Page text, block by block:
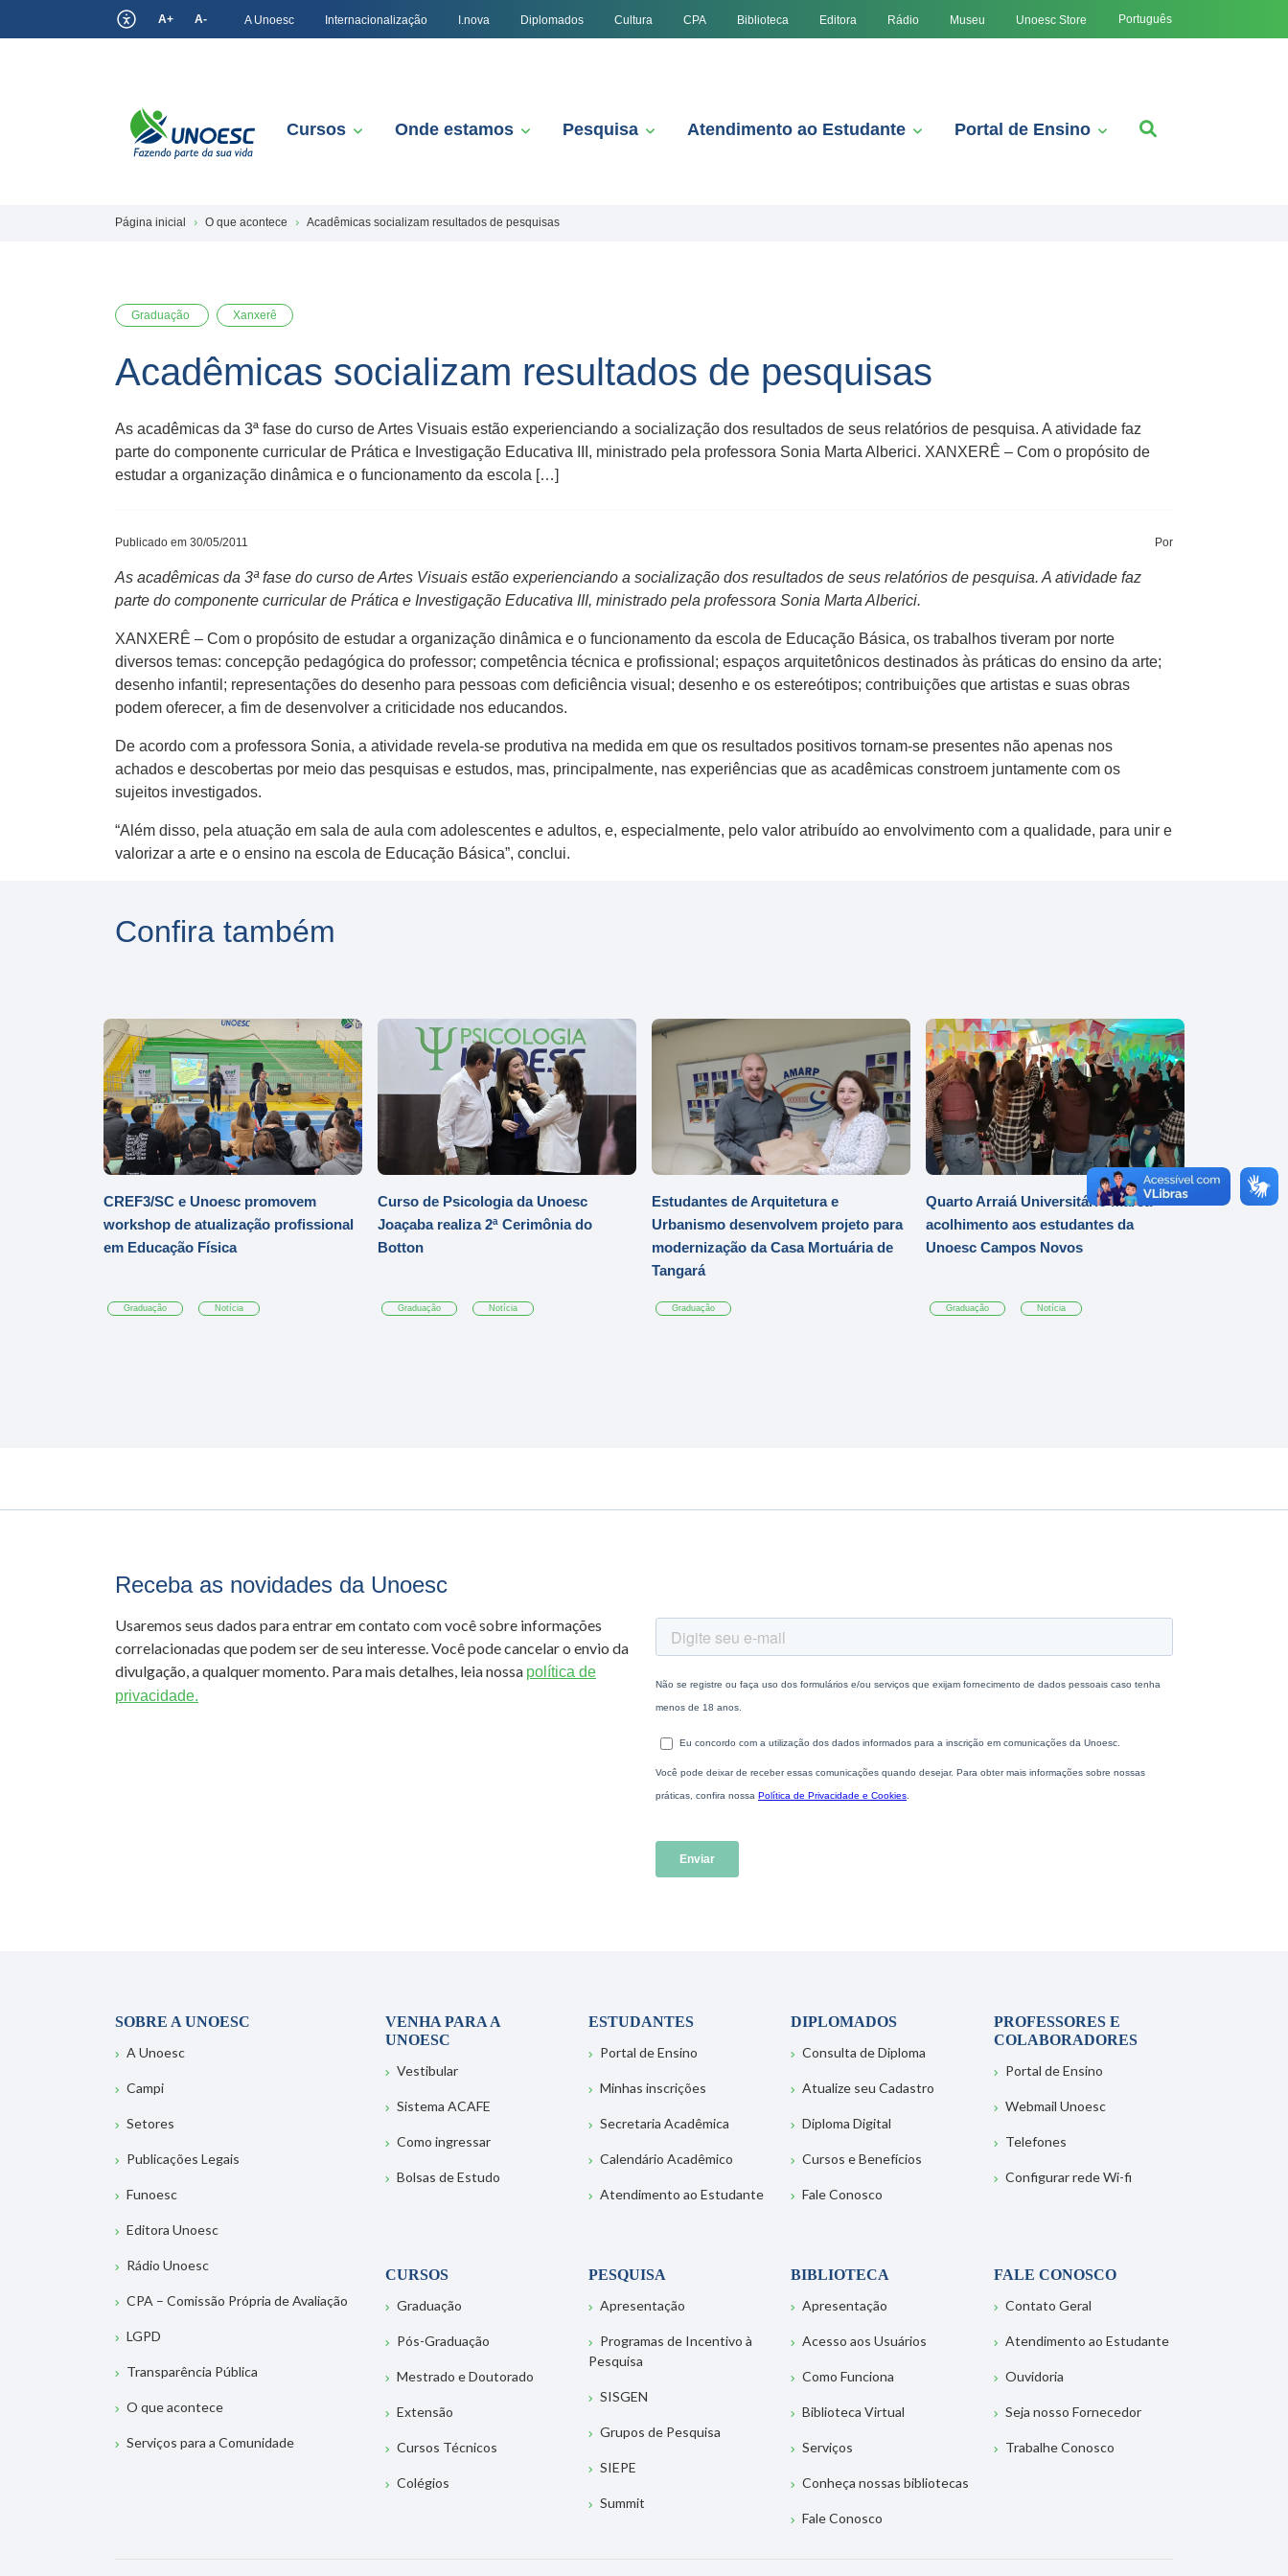
A+ A- A Unoesc Internacionalização I.nova Diplomados Cultura CPA Biblioteca Editora Rádio Museu Unoesc Store Português
Cursos Onde estamos Pesquisa Atendimento ao Estudante Portal de Ensino
Página inicial O que acontece Acadêmicas socializam resultados de pesquisas
Graduação Xanxerê
Acadêmicas socializam resultados de pesquisas
As acadêmicas da 3ª fase do curso de Artes Visuais estão experienciando a socialização dos resultados de seus relatórios de pesquisa. A atividade faz
parte do componente curricular de Prática e Investigação Educativa III, ministrado pela professora Sonia Marta Alberici. XANXERÊ – Com o propósito de
estudar a organização dinâmica e o funcionamento da escola […]
Publicado em 30/05/2011 Por
As acadêmicas da 3ª fase do curso de Artes Visuais estão experienciando a socialização dos resultados de seus relatórios de pesquisa. A atividade faz
parte do componente curricular de Prática e Investigação Educativa III, ministrado pela professora Sonia Marta Alberici.
XANXERÊ – Com o propósito de estudar a organização dinâmica e o funcionamento da escola de Educação Básica, os trabalhos tiveram por norte
diversos temas: concepção pedagógica do professor; competência técnica e profissional; espaços arquitetônicos destinados às práticas do ensino da arte;
desenho infantil; representações do desenho para pessoas com deficiência visual; desenho e os estereótipos; contribuições que artistas e suas obras
podem oferecer, a fim de desenvolver a criticidade nos educandos.
De acordo com a professora Sonia, a atividade revela-se produtiva na medida em que os resultados positivos tornam-se presentes não apenas nos
achados e descobertas por meio das pesquisas e estudos, mas, principalmente, nas experiências que as acadêmicas constroem juntamente com os
sujeitos investigados.
“Além disso, pela atuação em sala de aula com adolescentes e adultos, e, especialmente, pelo valor atribuído ao envolvimento com a qualidade, para unir e
valorizar a arte e o ensino na escola de Educação Básica”, conclui.
Confira também
CREF3/SC e Unoesc promovem
workshop de atualização profissional
em Educação Física
Graduação Notícia
Curso de Psicologia da Unoesc
Joaçaba realiza 2ª Cerimônia do
Botton
Graduação Notícia
Estudantes de Arquitetura e
Urbanismo desenvolvem projeto para
modernização da Casa Mortuária de
Tangará
Graduação
Quarto Arraiá Universitário marca
acolhimento aos estudantes da
Unoesc Campos Novos
Graduação Notícia
Receba as novidades da Unoesc
Usaremos seus dados para entrar em contato com você sobre informações
correlacionadas que podem ser de seu interesse. Você pode cancelar o envio da
divulgação, a qualquer momento. Para mais detalhes, leia nossa política de
privacidade.
SOBRE A UNOESC
A Unoesc
Campi
Setores
Publicações Legais
Funoesc
Editora Unoesc
Rádio Unoesc
CPA – Comissão Própria de Avaliação
LGPD
Transparência Pública
O que acontece
Serviços para a Comunidade
VENHA PARA A
UNOESC
Vestibular
Sistema ACAFE
Como ingressar
Bolsas de Estudo
ESTUDANTES
Portal de Ensino
Minhas inscrições
Secretaria Acadêmica
Calendário Acadêmico
Atendimento ao Estudante
DIPLOMADOS
Consulta de Diploma
Atualize seu Cadastro
Diploma Digital
Cursos e Benefícios
Fale Conosco
PROFESSORES E
COLABORADORES
Portal de Ensino
Webmail Unoesc
Telefones
Configurar rede Wi-fi
CURSOS
Graduação
Pós-Graduação
Mestrado e Doutorado
Extensão
Cursos Técnicos
Colégios
PESQUISA
Apresentação
Programas de Incentivo à
Pesquisa
SISGEN
Grupos de Pesquisa
SIEPE
Summit
BIBLIOTECA
Apresentação
Acesso aos Usuários
Como Funciona
Biblioteca Virtual
Serviços
Conheça nossas bibliotecas
Fale Conosco
FALE CONOSCO
Contato Geral
Atendimento ao Estudante
Ouvidoria
Seja nosso Fornecedor
Trabalhe Conosco